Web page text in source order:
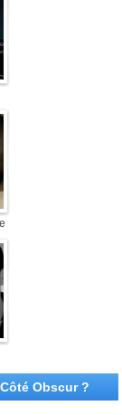
Obscur ?